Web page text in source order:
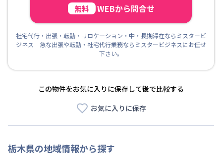
無料 WEBから問合せ
社宅代行・出張・転勤・リロケーション・中・長期滞在ならミスタービ
ジネス 急な出張や転勤・社宅代行業務ならミスタービジネスにお任せ
下さい。
この物件をお気に入りに保存して後で比較する
お気に入りに保存
栃木県の地域情報から探す